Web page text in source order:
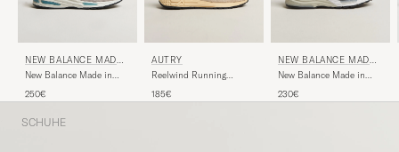
NEW BALANCE MADE I
N US & UK
New Balance Made in
Grey
250€
AUTRY
Reelwind Running
185€
NEW BALANCE MADE I
N US & UK
New Balance Made in
230€
SCHUHE